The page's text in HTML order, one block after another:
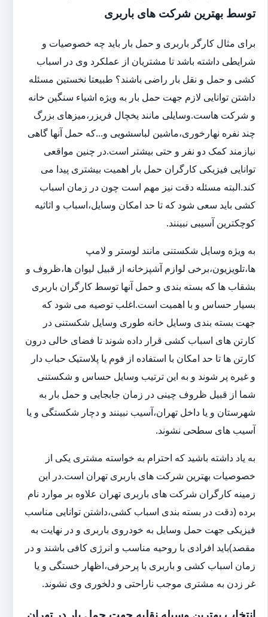
توسط بهترین شرکت های باربری
برای مثال کارگر باربری و حمل بار باید چه خصوصیات و
شرایطی داشته باشد تا مشتریان از عملکرد وی در اسباب
کشی و حمل و نقل بار راضی باشند؟ طبیعتا نخستین مسئله
داشتن توانایی لازم جهت حمل بار به ویژه اشیاء سنگین خانه
و شرکت هاست.وسایلی مانند یخچال فریزر،میزهای بزرگ
چند نفره نهارخوری،ماشین لباسشویی و...که حمل آنها گاهی
نیازمند کمک دو نفر و حتی بیشتر است.در چنین مواقعی
توانایی فیزیکی کارگران حمل بار اهمیت بیشتری پیدا می
کند.البته مسئله دقت نیز مهم است چون در زمان اسباب
کشی باید سعی شود که تا حد امکان وسایل،اسباب و اثاثیه
کوچکترین آسیبی نبینند.
به ویژه وسایل شکستنی مانند لوستر و لامپ
ها،تلویزیون،برخی لوازم آشپزخانه از قبیل لیوان ها،ظروف و
بشقاب ها که بسته بندی و حمل آنها توسط کارگران باربری
بسیار حساس و با اهمیت است.اغلب توصیه می شود که
جهت بسته بندی وسایل خانه طوری وسایل شکستنی در
کارتن های اسباب کشی قرار داده شوند تا فضای خالی درون
کارتن ها تا حد امکان با استفاده از فوم یا پلاستیک حباب دار
و غیره پر شوند و به این ترتیب وسایل حساس و شکستنی
شما از قبیل ظروف چینی در زمان جابجایی و حمل بار به
شهرستان و یا داخل تهران،آسیب نبینند و دچار شکستگی و یا
آسیب های سطحی نشوند.
به یاد داشته باشید که احترام به خواسته مشتری یکی از
خصوصیات بهترین شرکت های باربری تهران است.در این
زمینه کارگران شرکت های باربری تهران علاوه بر موارد نام
برده (دقت در بسته بندی اسباب کشی،داشتن توانایی مناسب
فیزیکی جهت حمل وسایل به خودروی باربری و در نهایت به
مقصد)باید افرادی با روحیه مناسب و انرژی کافی باشند و در
زمان اسباب کشی و باربری با پرحرفی،اظهار خستگی و یا
غر زدن به مشتری موجب ناراحتی و دلخوری وی نشوند.